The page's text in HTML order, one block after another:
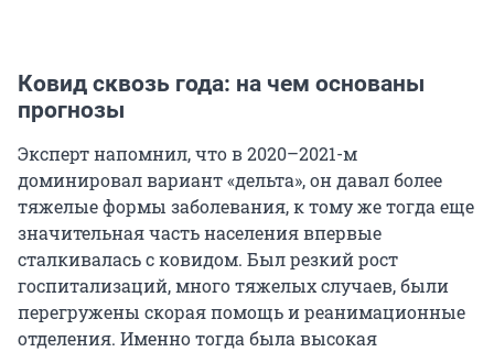
Ковид сквозь года: на чем основаны
прогнозы
Эксперт напомнил, что в 2020–2021-м
доминировал вариант «дельта», он давал более
тяжелые формы заболевания, к тому же тогда еще
значительная часть населения впервые
сталкивалась с ковидом. Был резкий рост
госпитализаций, много тяжелых случаев, были
перегружены скорая помощь и реанимационные
отделения. Именно тогда была высокая